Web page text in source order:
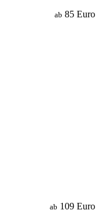
ab 85 Euro
ab 109 Euro